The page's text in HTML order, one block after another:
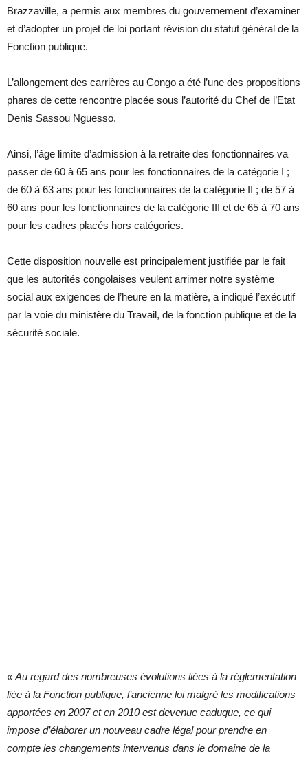
Brazzaville, a permis aux membres du gouvernement d’examiner
et d’adopter un projet de loi portant révision du statut général de la
Fonction publique.
L’allongement des carrières au Congo a été l’une des propositions
phares de cette rencontre placée sous l’autorité du Chef de l’Etat
Denis Sassou Nguesso.
Ainsi, l’âge limite d’admission à la retraite des fonctionnaires va
passer de 60 à 65 ans pour les fonctionnaires de la catégorie I ;
de 60 à 63 ans pour les fonctionnaires de la catégorie II ; de 57 à
60 ans pour les fonctionnaires de la catégorie III et de 65 à 70 ans
pour les cadres placés hors catégories.
Cette disposition nouvelle est principalement justifiée par le fait
que les autorités congolaises veulent arrimer notre système
social aux exigences de l’heure en la matière, a indiqué l’exécutif
par la voie du ministère du Travail, de la fonction publique et de la
sécurité sociale.
« Au regard des nombreuses évolutions liées à la réglementation
liée à la Fonction publique, l’ancienne loi malgré les modifications
apportées en 2007 et en 2010 est devenue caduque, ce qui
impose d’élaborer un nouveau cadre légal pour prendre en
compte les changements intervenus dans le domaine de la